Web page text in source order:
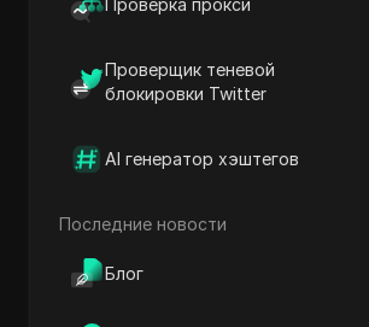
Проверка прокси
Проверщик теневой
блокировки Twitter
AI генератор хэштегов
Последние новости
Блог
Этот видеоруководство
профилями на платформе
создания разных профилей с